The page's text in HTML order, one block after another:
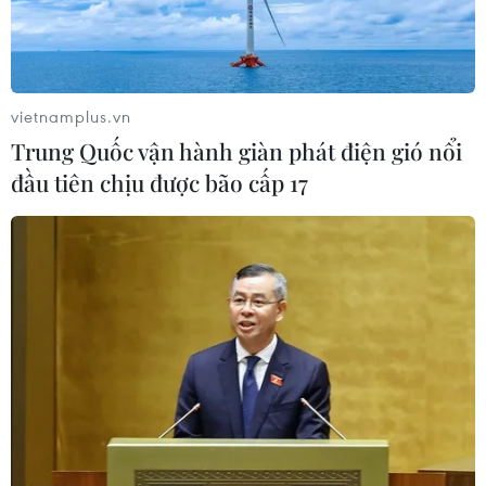
05/08/2026 00:53
Boeing 737 MAX 7 được đưa vào khai
thác sau hơn 8 năm chờ đợi
04/08/2026 02:48
Amazon lần đầu tiên đạt mức vốn
hóa 3.000 tỷ USD nhờ làn sóng lạc
MB chuẩn bị trả cổ tức cho cổ đông
15%, nâng vốn điều lệ lên 100.000 tỷ
đồng
vietnamplus.vn
Trung Quốc vận hành giàn phát điện gió nổi
đầu tiên chịu được bão cấp 17